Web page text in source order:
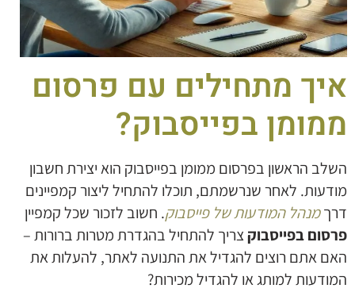
איך מתחילים עם פרסום
ממומן בפייסבוק?
השלב הראשון בפרסום ממומן בפייסבוק הוא יצירת חשבון
מודעות. לאחר שנרשמתם, תוכלו להתחיל ליצור קמפיינים
דרךמנהל המודעות של פייסבוק. חשוב לזכור שכל קמפיין
פרסום בפייסבוקצריך להתחיל בהגדרת מטרות ברורות –
האם אתם רוצים להגדיל את התנועה לאתר, להעלות את
המודעות למותג או להגדיל מכירות?